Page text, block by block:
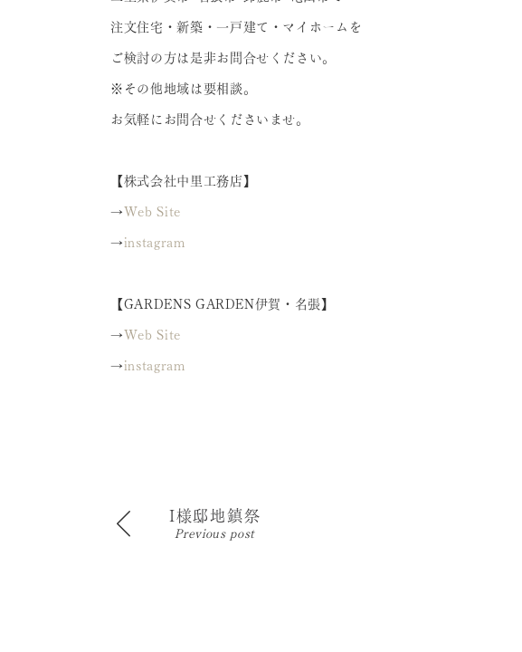
注文住宅・新築・一戸建て・マイホームを
ご検討の方は是非お問合せください。
※その他地域は要相談。
お気軽にお問合せくださいませ。
【株式会社中里工務店】
→ Web Site
→ instagram
【GARDENS GARDEN伊賀・名張】
→ Web Site
→ instagram
I様邸地鎮祭
Previous post